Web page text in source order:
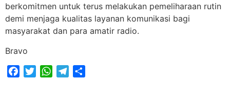
berkomitmen untuk terus melakukan pemeliharaan rutin
demi menjaga kualitas layanan komunikasi bagi
masyarakat dan para amatir radio.
Bravo
FacebookTwitterWhatsAppTelegram